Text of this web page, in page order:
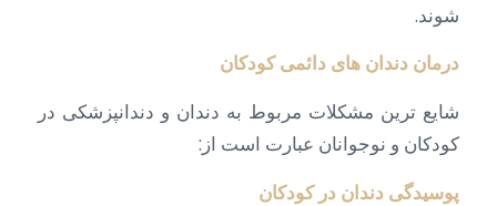
شوند.
درمان دندان های دائمی کودکان
شایع ترین مشکلات مربوط به دندان و دندانپزشکی در
کودکان و نوجوانان عبارت است از:
پوسیدگی دندان در کودکان